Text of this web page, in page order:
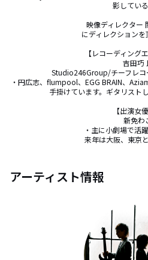
影している
映像ディレクター
【レコーディング
吉田巧
Studio246Group/チーフレコ
・円広志、flumpool、EGG BRAIN、
手掛けています。ギタリスト
【出演女優
新免わ
・主に小劇場で活
来年は大阪、東京と
アーティスト情報